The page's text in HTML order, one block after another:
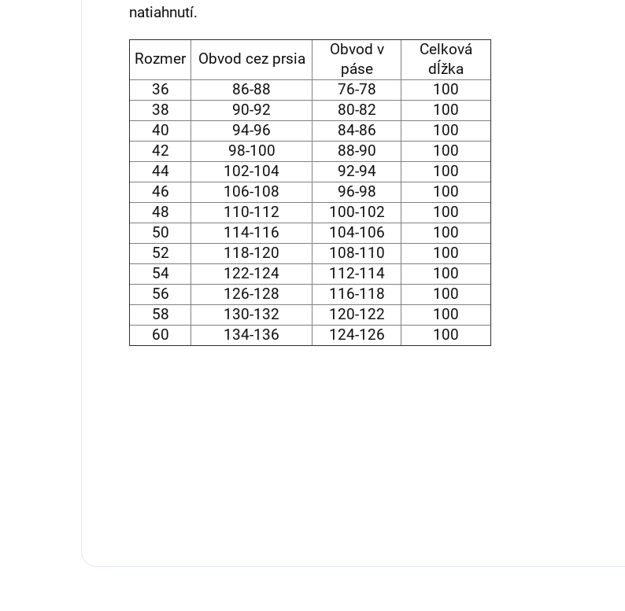
natiahnutí.
Rozmer Obvod cez prsia
Obvod v
páse
Celková
dĺžka
36
86-88 76-78
100
38
90-92 80-82
100
40
94-96 84-86
100
42
98-100 88-90
100
44
102-104 92-94
100
46
106-108 96-98
100
48
110-112 100-102
100
50
114-116 104-106
100
52
118-120 108-110
100
54
122-124 112-114
100
56
126-128 116-118
100
58
130-132 120-122
100
60
134-136 124-126 100